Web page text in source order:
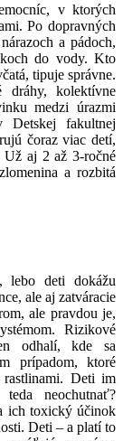
v ktorých
Po dopravných
a pádoch,
do vody. Kto
tipuje správne.
dráhy, kolektívne
medzi úrazmi
fakultnej
čoraz viac detí,
Už aj 2 až 3-ročné
a rozbitá
lebo deti dokážu
ale aj zatváracie
ale pravdou je,
Rizikové
odhalí, kde sa
prípadom, ktoré
Deti im
neochutnať?
ich toxický účinok
Deti – a platí to